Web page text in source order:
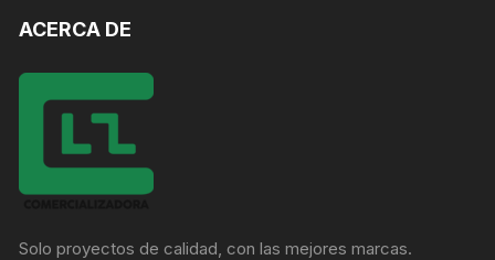
ACERCA DE
Solo proyectos de calidad, con las mejores marcas.